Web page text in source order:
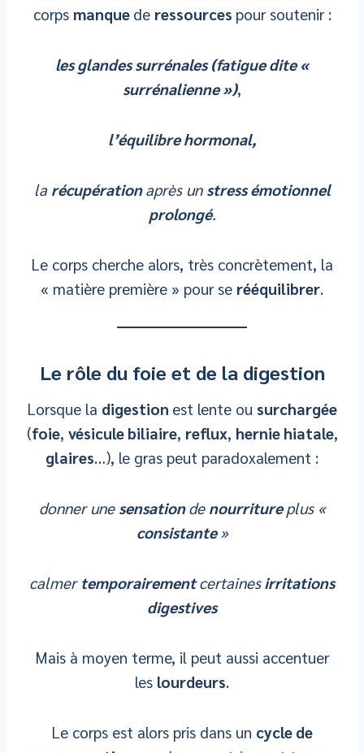
corps manque de ressources pour soutenir :
les glandes surrénales (fatigue dite «
surrénalienne »),
l’équilibre hormonal,
la récupérationaprès un stress émotionnel
prolongé.
Le corps cherche alors, très concrètement, la
« matière première » pour se rééquilibrer.
Le rôle du foie et de la digestion
Lorsque la digestion est lente ou surchargée
(foie, vésicule biliaire, reflux, hernie hiatale,
glaires…), le gras peut paradoxalement :
donner une sensationde nourritureplus «
consistante»
calmer temporairementcertainesirritations
digestives
Mais à moyen terme, il peut aussi accentuer
les lourdeurs.
Le corps est alors pris dans un cycle de